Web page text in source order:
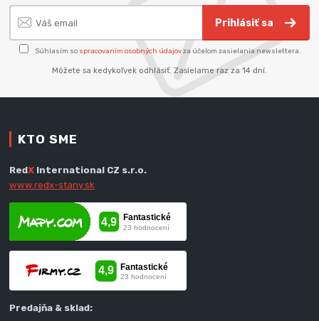
Prihlásiť sa
Súhlasím so spracovaním osobných údajovza účelom zasielania newslettera.
Môžete sa kedykoľvek odhlásiť. Zasielame raz za 14 dní.
KTO SME
RedX International CZ s.r.o.
www.redx-stany.sk
Predajňa & sklad: